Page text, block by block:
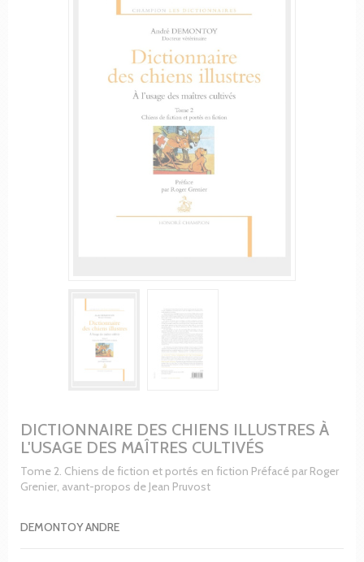
DICTIONNAIRE DES CHIENS ILLUSTRES À
L'USAGE DES MAÎTRES CULTIVÉS
Tome 2. Chiens de fiction et portés en fiction Préfacé par Roger
Grenier, avant-propos de Jean Pruvost
DEMONTOY ANDRE